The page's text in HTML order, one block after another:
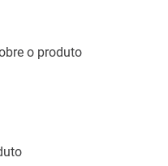
o produto